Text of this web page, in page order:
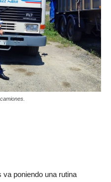
poniendo una rutina